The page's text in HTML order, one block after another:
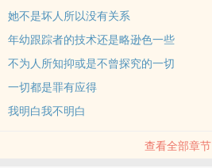
她不是坏人所以没有关系
年幼跟踪者的技术还是略逊色一些
不为人所知抑或是不曾探究的一切
一切都是罪有应得
我明白我不明白
查看全部章节